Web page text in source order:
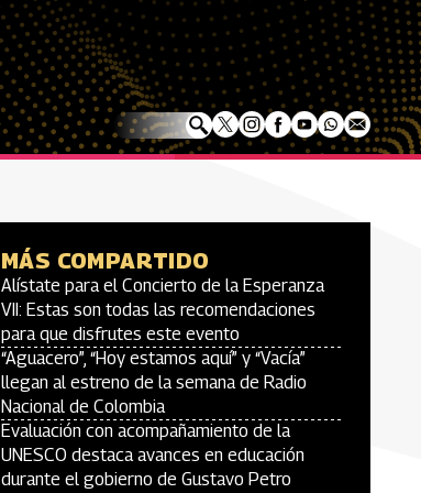
MÁS COMPARTIDO
Alístate para el Concierto de la Esperanza
VII: Estas son todas las recomendaciones
para que disfrutes este evento
“Aguacero”, “Hoy estamos aquí” y “Vacía”
llegan al estreno de la semana de Radio
Nacional de Colombia
Evaluación con acompañamiento de la
UNESCO destaca avances en educación
durante el gobierno de Gustavo Petro